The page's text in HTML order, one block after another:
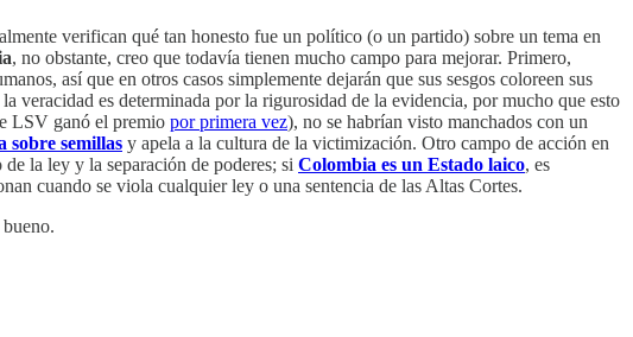
verifican qué tan honesto fue un político (o un partido) sobre un tema en
, no obstante, creo que todavía tienen mucho campo para mejorar. Primero,
así que en otros casos simplemente dejarán que sus sesgos coloreen sus
la veracidad es determinada por la rigurosidad de la evidencia, por mucho que esto
LSV ganó el premio por primera vez), no se habrían visto manchados con un
sobre semillas y apela a la cultura de la victimización. Otro campo de acción en
la ley y la separación de poderes; si Colombia es un Estado laico, es
cuando se viola cualquier ley o una sentencia de las Altas Cortes.